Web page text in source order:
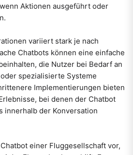
Aktionen ausgeführt oder
variiert stark je nach
Chatbots können eine einfache
die Nutzer bei Bedarf an
spezialisierte Systeme
Implementierungen bieten
bei denen der Chatbot
innerhalb der Konversation
einer Fluggesellschaft vor,